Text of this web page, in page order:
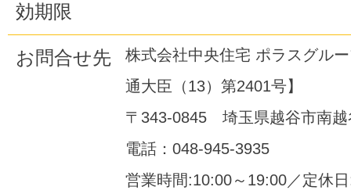
効期限
お問合せ先
株式会社中央住宅 ポラスグル
通大臣（13）第2401号】
〒343-0845 埼玉県越谷市南越
電話：048-945-3935
営業時間:10:00～19:00／定休